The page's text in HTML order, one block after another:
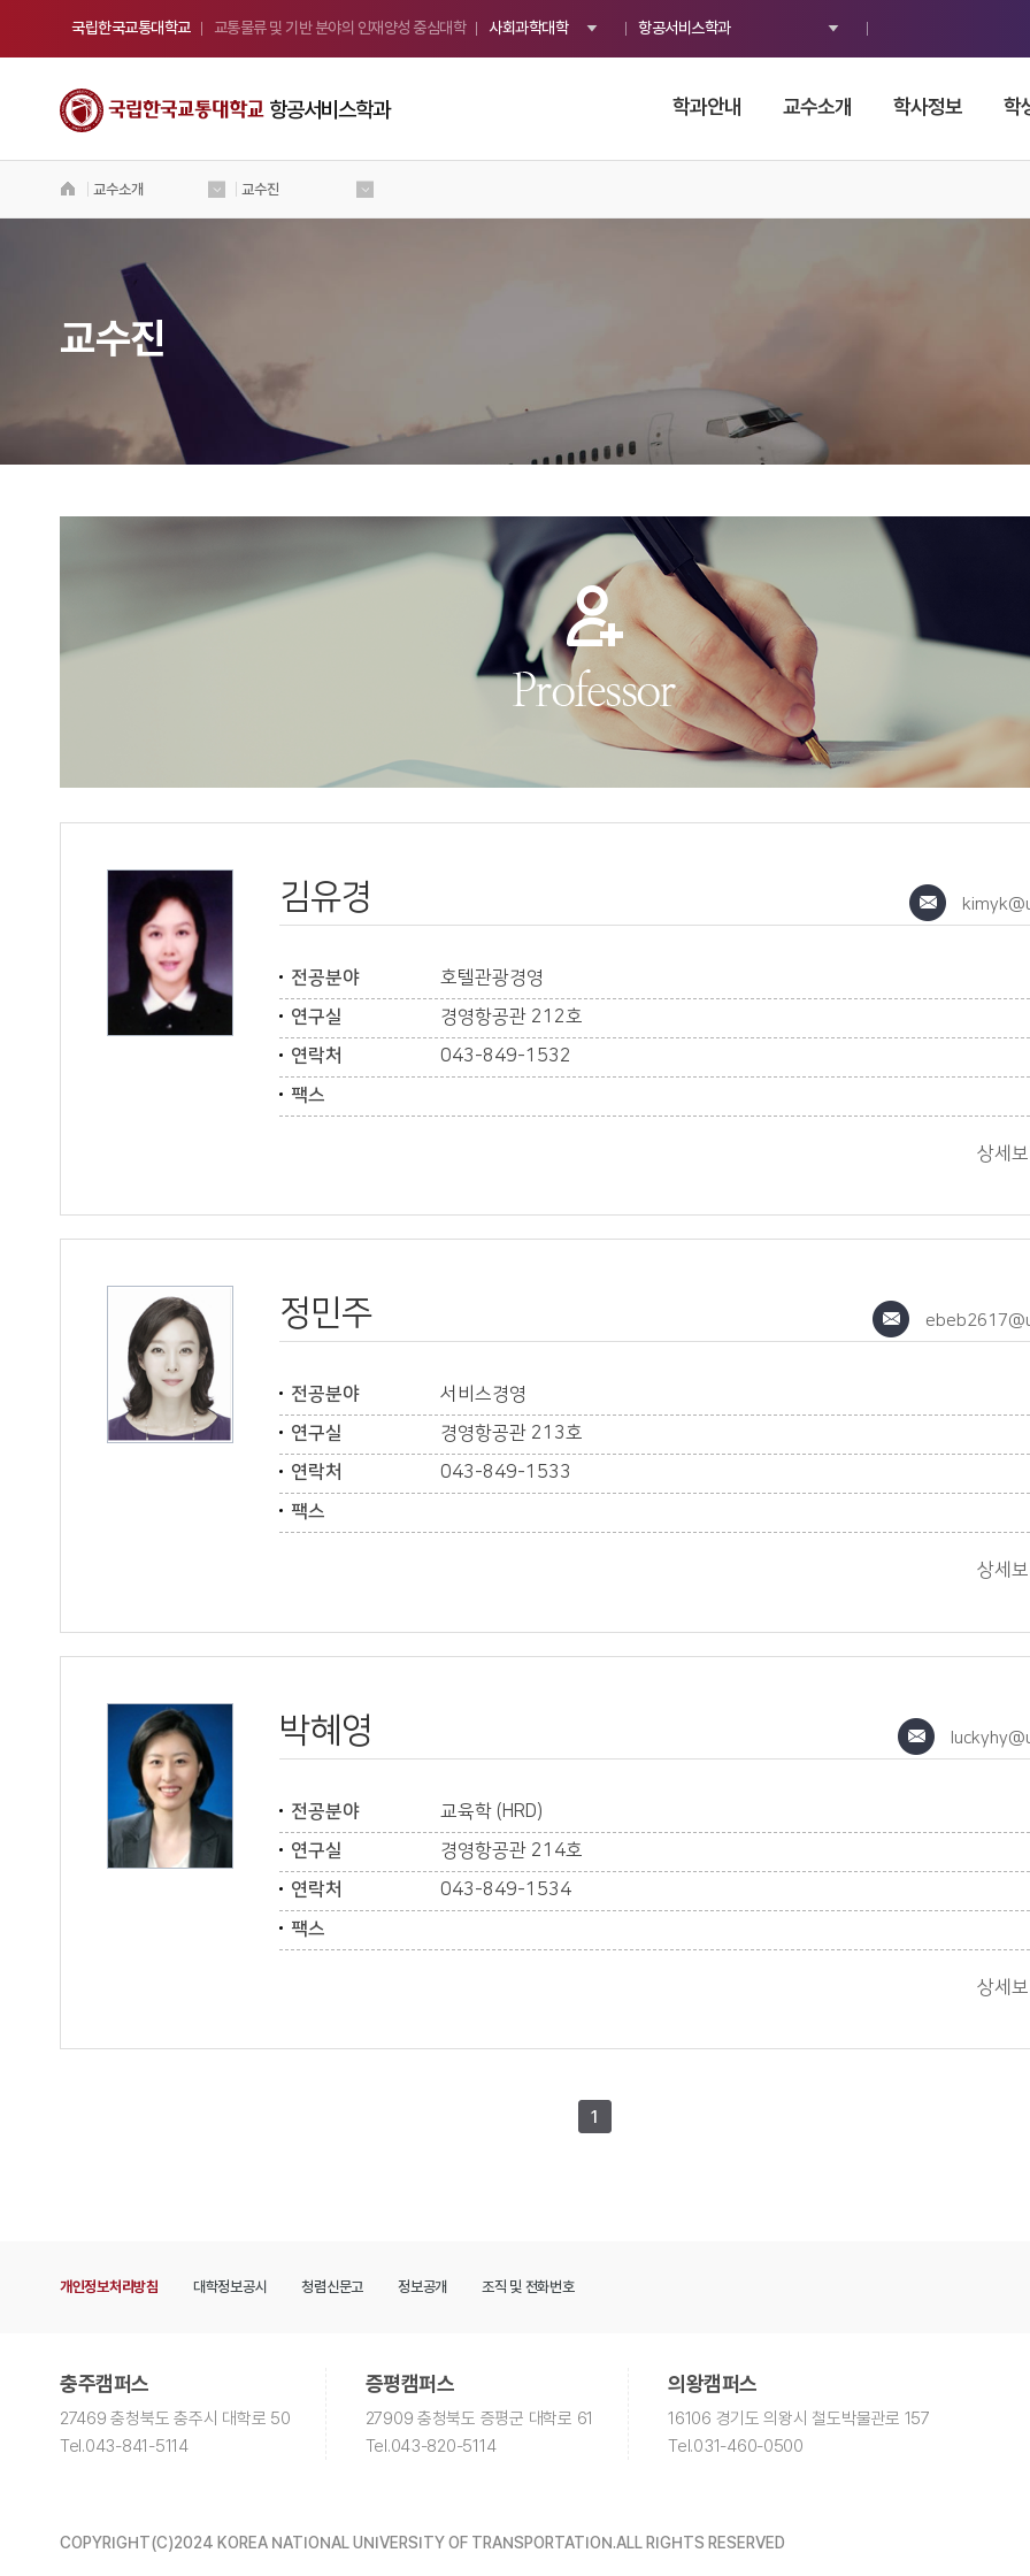
국립한국교통대학교 교통물류 및 기반 분야의 인재양성 중심대학 사회과학대학 항공서비스학과
항공서비스학과
국립 한국교통대학교
Welcome to Korea National University
학과안내 교수소개 학사정보 학
교수소개 교수진
교수진
김유경
전공분야
호텔관광경영
연구실
경영항공관 212호
연락처
043-849-1532
팩스
상세보
정민주
전공분야
서비스경영
연구실
경영항공관 213호
연락처
043-849-1533
팩스
상세보
박혜영
전공분야
교육학 (HRD)
연구실
경영항공관 214호
연락처
043-849-1534
팩스
상세보
1
개인정보처리방침 대학정보공시 청렴신문고 정보공개 조직 및 전화번호
충주캠퍼스
27469 충청북도 충주시 대학로 50
Tel.043-841-5114
증평캠퍼스
27909 충청북도 증평군 대학로 61
Tel.043-820-5114
의왕캠퍼스
16106 경기도 의왕시 철도박물관로 157
Tel.031-460-0500
COPYRIGHT(C)2024 KOREA NATIONAL UNIVERSITY OF TRANSPORTATION.ALL RIGHTS RESERVED